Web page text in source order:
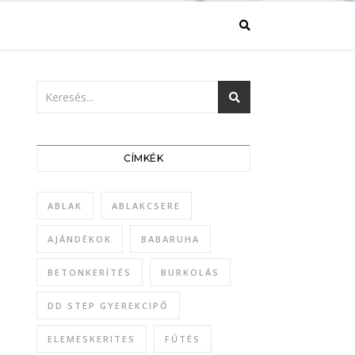
CÍMKÉK
ABLAK ABLAKCSERE
AJÁNDÉKOK BABARUHA
BETONKERÍTÉS BURKOLÁS
DD STEP GYEREKCIPŐ
ELEMESKERITES FŰTÉS